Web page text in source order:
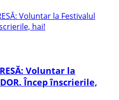
Voluntar la
Încep înscrierile,